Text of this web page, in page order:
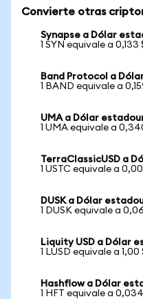
Convierte otras
Synapse a Dólar
1 SYN equivale a 0,133
Band Protocol a
1 BAND equivale a
UMA a Dólar
1 UMA equivale a
TerraClassicUSD a
1 USTC equivale a
DUSK a Dólar
1 DUSK equivale a
Liquity USD a Dólar
1 LUSD equivale a 1,00
Hashflow a Dólar
1 HFT equivale a